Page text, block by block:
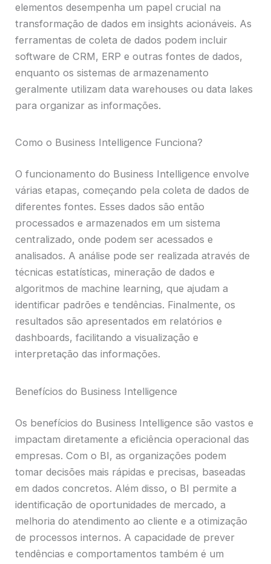
elementos desempenha um papel crucial na
transformação de dados em insights acionáveis. As
ferramentas de coleta de dados podem incluir
software de CRM, ERP e outras fontes de dados,
enquanto os sistemas de armazenamento
geralmente utilizam data warehouses ou data lakes
para organizar as informações.
Como o Business Intelligence Funciona?
O funcionamento do Business Intelligence envolve
várias etapas, começando pela coleta de dados de
diferentes fontes. Esses dados são então
processados e armazenados em um sistema
centralizado, onde podem ser acessados e
analisados. A análise pode ser realizada através de
técnicas estatísticas, mineração de dados e
algoritmos de machine learning, que ajudam a
identificar padrões e tendências. Finalmente, os
resultados são apresentados em relatórios e
dashboards, facilitando a visualização e
interpretação das informações.
Benefícios do Business Intelligence
Os benefícios do Business Intelligence são vastos e
impactam diretamente a eficiência operacional das
empresas. Com o BI, as organizações podem
tomar decisões mais rápidas e precisas, baseadas
em dados concretos. Além disso, o BI permite a
identificação de oportunidades de mercado, a
melhoria do atendimento ao cliente e a otimização
de processos internos. A capacidade de prever
tendências e comportamentos também é um